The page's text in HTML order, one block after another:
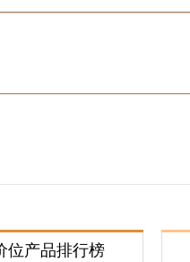
位产品排行榜